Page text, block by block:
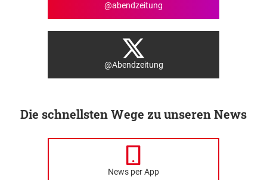
@abendzeitung
@Abendzeitung
Die schnellsten Wege zu unseren News
News per App